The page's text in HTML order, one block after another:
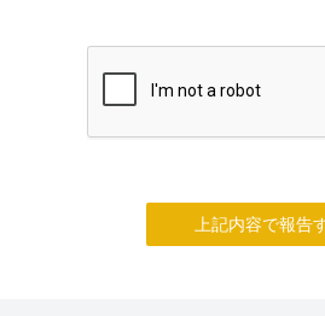
上記内容で報告